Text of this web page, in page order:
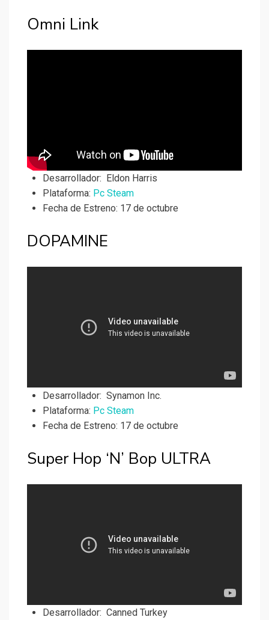
Omni Link
Desarrollador:
Eldon Harris
Plataforma: Pc Steam
Fecha de Estreno: 17 de octubre
DOPAMINE
Desarrollador: Synamon Inc.
Plataforma: Pc Steam
Fecha de Estreno: 17 de octubre
Super Hop ‘N’ Bop ULTRA
Desarrollador: Canned Turkey